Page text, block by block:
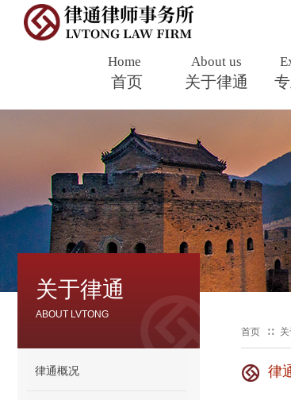
Home
​
首页 关于律通
About us
关于律通
ABOUT LVTONG
律通概况
首页 ∷
律